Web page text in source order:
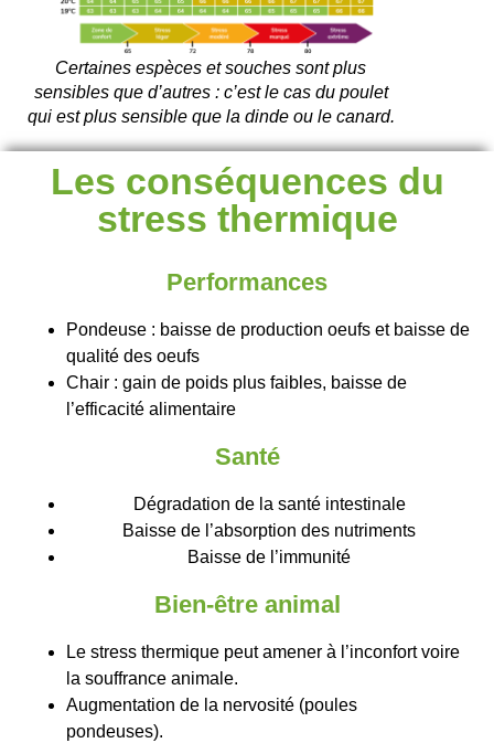
Certaines espèces et souches sont plus
sensibles que d’autres : c’est le cas du poulet
qui est plus sensible que la dinde ou le canard.
Les conséquences du
stress thermique
Performances
Pondeuse : baisse de production oeufs et baisse de
qualité des oeufs
Chair : gain de poids plus faibles, baisse de
l’efficacité alimentaire
Santé
Dégradation de la santé intestinale
Baisse de l’absorption des nutriments
Baisse de l’immunité
Bien-être animal
Le stress thermique peut amener à l’inconfort voire
la souffrance animale.
Augmentation de la nervosité (poules
pondeuses).